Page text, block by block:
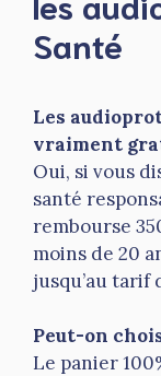
Santé
Les
vraiment
Oui, si vous
santé
rembourse
moins de 20
jusqu’au tarif
Peut-on
Le panier